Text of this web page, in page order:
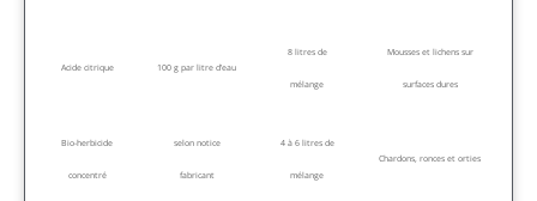
Acide citrique 100 g par litre d’eau
8 litres de
mélange
Mousses et lichens sur
surfaces dures
Bio-herbicide
concentré
selon notice
fabricant
4 à 6 litres de
mélange
Chardons, ronces et orties